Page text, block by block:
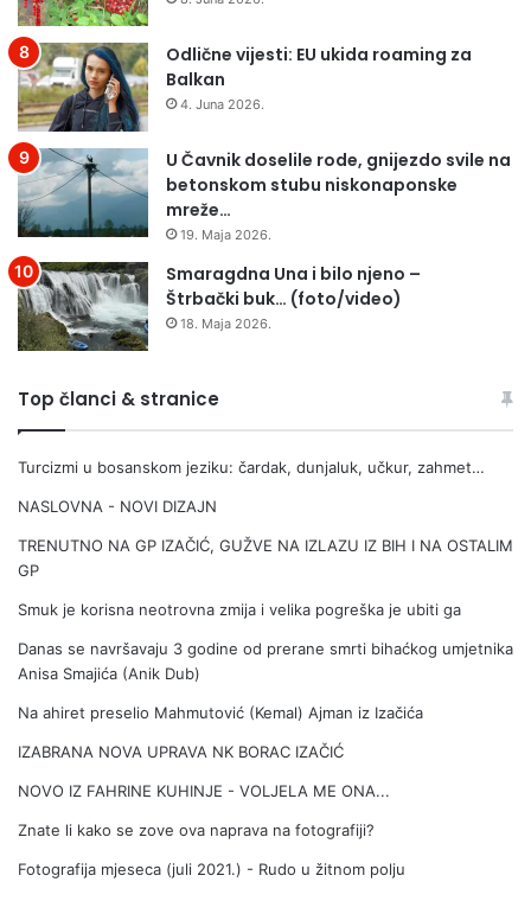
Odlične vijesti: EU ukida roaming za
Balkan
4. Juna 2026.
U Čavnik doselile rode, gnijezdo svile na
betonskom stubu niskonaponske
mreže…
19. Maja 2026.
Smaragdna Una i bilo njeno –
Štrbački buk… (foto/video)
18. Maja 2026.
Top članci & stranice
Turcizmi u bosanskom jeziku: čardak, dunjaluk, učkur, zahmet…
NASLOVNA - NOVI DIZAJN
TRENUTNO NA GP IZAČIĆ, GUŽVE NA IZLAZU IZ BIH I NA OSTALIM
GP
Smuk je korisna neotrovna zmija i velika pogreška je ubiti ga
Danas se navršavaju 3 godine od prerane smrti bihaćkog umjetnika
Anisa Smajića (Anik Dub)
Na ahiret preselio Mahmutović (Kemal) Ajman iz Izačića
IZABRANA NOVA UPRAVA NK BORAC IZAČIĆ
NOVO IZ FAHRINE KUHINJE - VOLJELA ME ONA...
Znate li kako se zove ova naprava na fotografiji?
Fotografija mjeseca (juli 2021.) - Rudo u žitnom polju